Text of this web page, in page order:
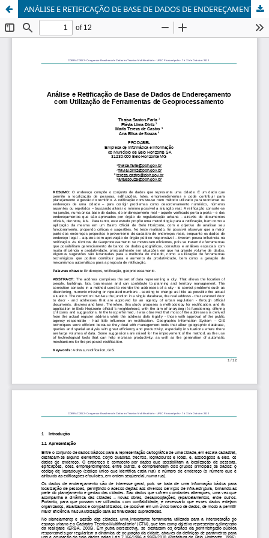
ANÁLISE E RETIFICAÇÃO DE BASE DE DADOS DE ENDEREÇAMENTO COM UTILIZAÇÃO DE FERRAMENTAS DE GEOPROCESSAMENTO